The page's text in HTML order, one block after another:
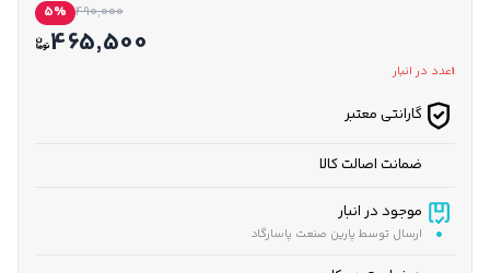
490,000
5%
465,500
1عدد در انبار
گارانتی معتبر
ضمانت اصالت کالا
موجود در انبار
ارسال توسط پارین صنعت پاسارگاد